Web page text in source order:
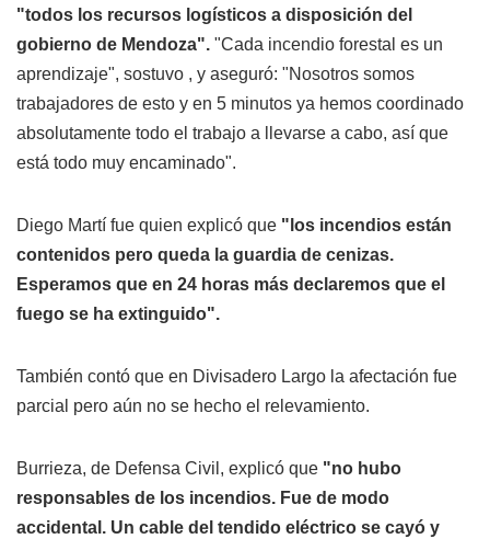
"todos los recursos logísticos a disposición del
gobierno de Mendoza". "Cada incendio forestal es un
aprendizaje", sostuvo , y aseguró: "Nosotros somos
trabajadores de esto y en 5 minutos ya hemos coordinado
absolutamente todo el trabajo a llevarse a cabo, así que
está todo muy encaminado".
Diego Martí fue quien explicó que "los incendios están
contenidos pero queda la guardia de cenizas.
Esperamos que en 24 horas más declaremos que el
fuego se ha extinguido".
También contó que en Divisadero Largo la afectación fue
parcial pero aún no se hecho el relevamiento.
Burrieza, de Defensa Civil, explicó que "no hubo
responsables de los incendios. Fue de modo
accidental. Un cable del tendido eléctrico se cayó y